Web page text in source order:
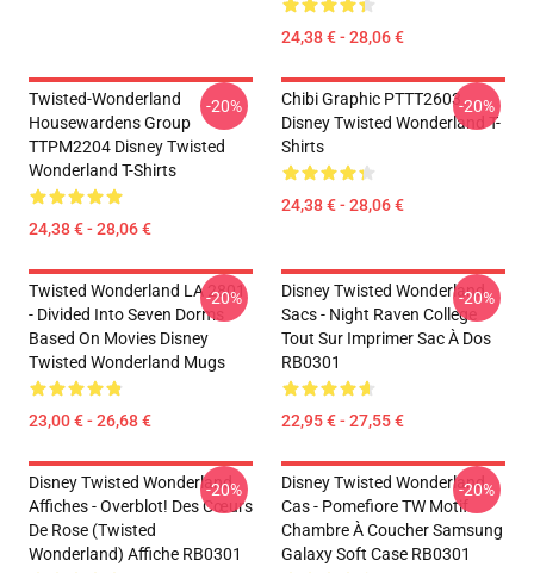
24,38 € - 28,06 €
Twisted-Wonderland
Housewardens Group
TTPM2204 Disney Twisted
Wonderland T-Shirts
24,38 € - 28,06 €
-20%
Chibi Graphic PTTT2603
Disney Twisted Wonderland T-
Shirts
24,38 € - 28,06 €
-20%
Twisted Wonderland LA 2801
- Divided Into Seven Dorms
Based On Movies Disney
Twisted Wonderland Mugs
23,00 € - 26,68 €
-20%
Disney Twisted Wonderland
Sacs - Night Raven College
Tout Sur Imprimer Sac À Dos
RB0301
22,95 € - 27,55 €
-20%
Disney Twisted Wonderland
Affiches - Overblot! Des Cœurs
De Rose (Twisted
Wonderland) Affiche RB0301
-20%
Disney Twisted Wonderland
Cas - Pomefiore TW Motif
Chambre À Coucher Samsung
Galaxy Soft Case RB0301
-20%